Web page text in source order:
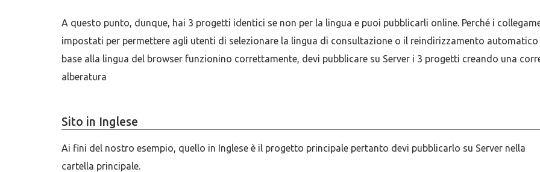
A questo punto, dunque, hai 3 progetti identici se non per la lingua e puoi pubblicarli online. Perché i
impostati per permettere agli utenti di selezionare la lingua di consultazione o il reindirizzamento automatico
base alla lingua del browser funzionino correttamente, devi pubblicare su Server i 3 progetti creando una
alberatura
Sito in Inglese
Ai fini del nostro esempio, quello in Inglese è il progetto principale pertanto devi pubblicarlo su Server nella
cartella principale.